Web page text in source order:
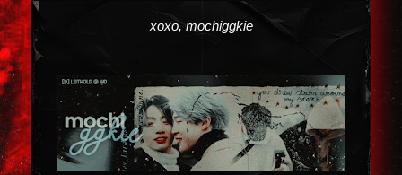
xoxo, mochiggkie